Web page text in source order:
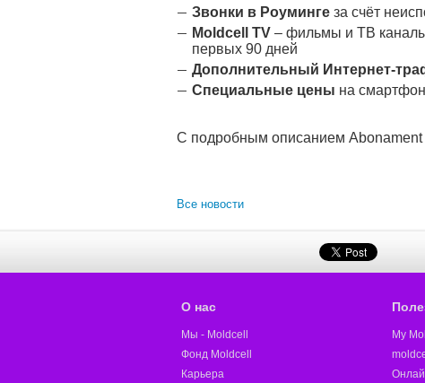
Звонки в Роумингеза счёт
Moldcell
TV– фильмы и ТВ каналы
первых 90 дней
Дополнительный Интернет-
Специальные цены на
С подробным описанием Abonament
Все новости
О нас
Мы - Moldcell
Фонд Moldcell
Карьера
My